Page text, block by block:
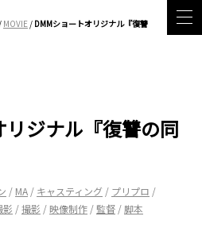
/ MOVIE / DMMショートオリジナル『復讐
リジナル『復讐の同
MA キャスティング
プリプロ
影 撮影 映像制作 監督 脚本